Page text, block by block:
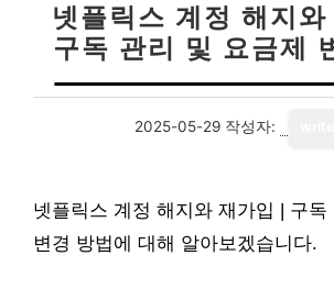
넷플릭스 계정 해지와
구독 관리 및 요금제
2025-05-29 작성자:
넷플릭스 계정 해지와 재가입 | 구독
변경 방법에 대해 알아보겠습니다.